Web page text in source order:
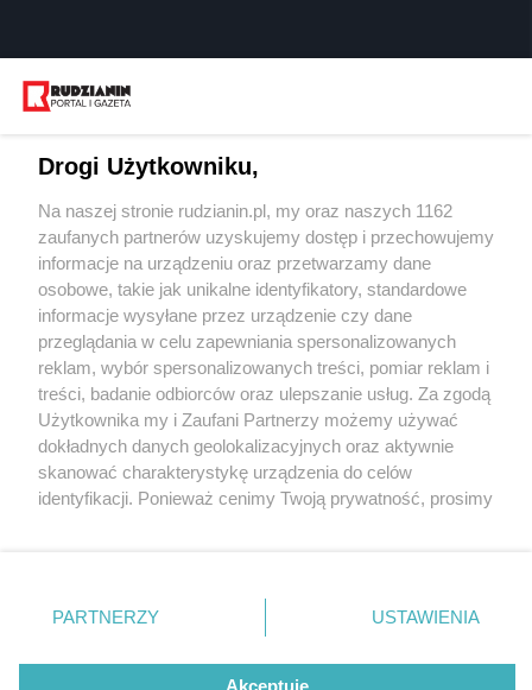
1 / 0
Wydawca mediów
Nie zapomnij
zapoznać się z:
polityką prywatności regulamin korzystania z portali
Twojemiasto
Piekary Śląskie
Chorzów
Tarnowskie Góry
Gliwice
Skontakuj sięz nami
Kontakt
Wydawca
Redakcja
Drogi Użytkowniku,
Na naszej stronie rudzianin.pl, my oraz naszych 1162
zaufanych partnerów uzyskujemy dostęp i przechowujemy
informacje na urządzeniu oraz przetwarzamy dane
osobowe, takie jak unikalne identyfikatory, standardowe
informacje wysyłane przez urządzenie czy dane
przeglądania w celu zapewniania spersonalizowanych
reklam, wybór spersonalizowanych treści, pomiar reklam i
treści, badanie odbiorców oraz ulepszanie usług. Za zgodą
Użytkownika my i Zaufani Partnerzy możemy używać
dokładnych danych geolokalizacyjnych oraz aktywnie
skanować charakterystykę urządzenia do celów
identyfikacji. Ponieważ cenimy Twoją prywatność, prosimy
prywatności znajdujący się w lewym dolnym rogu strony
. Niektóre rodzaje przetwarzania danych nie wymagają
zgody użytkownika, ale masz prawo sprzeciwić się
takiemu przetwarzaniu. Preferencje będą miały
PARTNERZY USTAWIENIA
Akceptuję